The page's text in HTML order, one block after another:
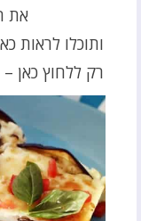
את
ותוכלו לראות
רק ללחוץ כאן –